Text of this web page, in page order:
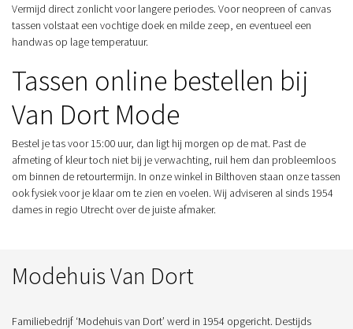
Vermijd direct zonlicht voor langere periodes. Voor neopreen of canvas
tassen volstaat een vochtige doek en milde zeep, en eventueel een
handwas op lage temperatuur.
Tassen online bestellen bij
Van Dort Mode
Bestel je tas voor 15:00 uur, dan ligt hij morgen op de mat. Past de
afmeting of kleur toch niet bij je verwachting, ruil hem dan probleemloos
om binnen de retourtermijn. In onze winkel in Bilthoven staan onze tassen
ook fysiek voor je klaar om te zien en voelen. Wij adviseren al sinds 1954
dames in regio Utrecht over de juiste afmaker.
Modehuis Van Dort
Familiebedrijf ‘Modehuis van Dort’ werd in 1954 opgericht. Destijds